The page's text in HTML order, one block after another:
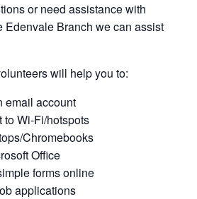
or need assistance with
Edenvale Branch we can assist
will help you to:
email account
to Wi-Fi/hotspots
Chromebooks
Office
forms online
applications